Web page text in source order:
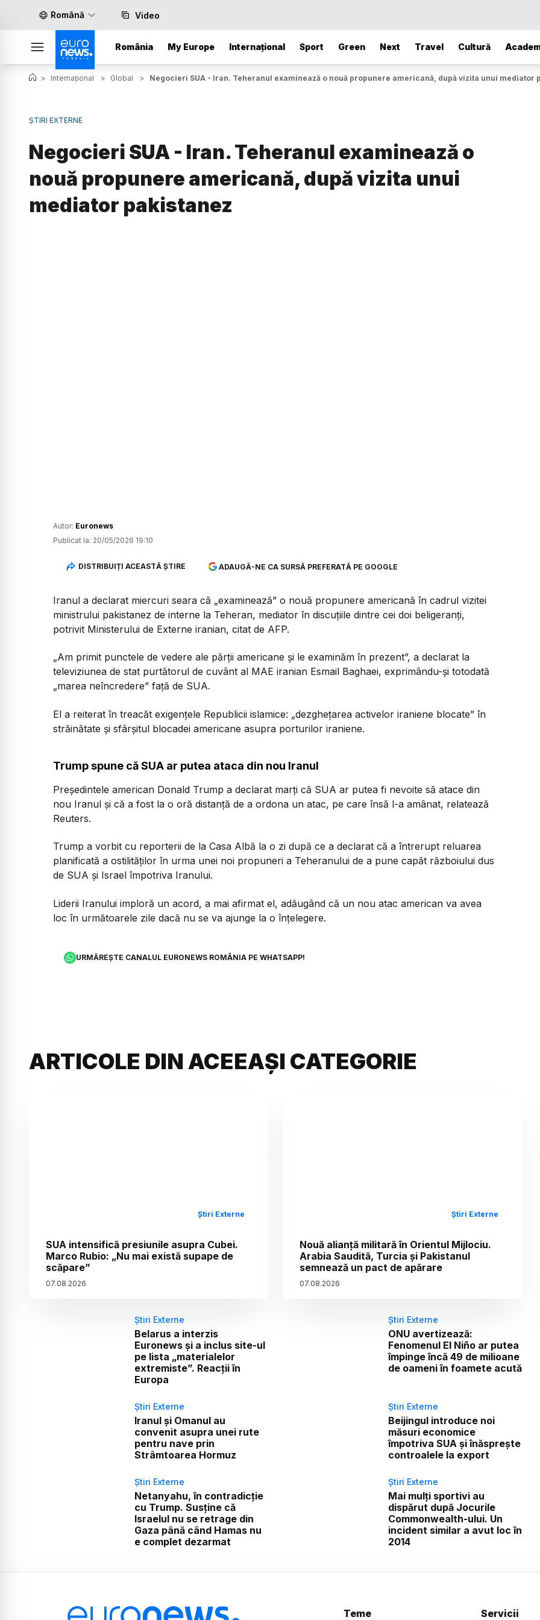
Română Video
România My Europe Internațional Sport Green Next Travel Cultură
> Internațional > Global > Negocieri SUA - Iran. Teheranul examinează o nouă propunere americană, după vizita unui mediator
ȘTIRI EXTERNE
Negocieri SUA - Iran. Teheranul examinează o
nouă propunere americană, după vizita unui
mediator pakistanez
Autor: Euronews
Publicat la: 20/05/2026 19:10
DISTRIBUIȚI ACEASTĂ ȘTIRE ADAUGĂ-NE CA SURSĂ PREFERATĂ PE GOOGLE
Iranul a declarat miercuri seara că „examinează” o nouă propunere americană în cadrul vizitei
ministrului pakistanez de interne la Teheran, mediator în discuțiile dintre cei doi beligeranți,
potrivit Ministerului de Externe iranian, citat de AFP.
„Am primit punctele de vedere ale părții americane și le examinăm în prezent”, a declarat la
televiziunea de stat purtătorul de cuvânt al MAE iranian Esmail Baghaei, exprimându-și totodată
„marea neîncredere” față de SUA.
El a reiterat în treacăt exigențele Republicii islamice: „dezghețarea activelor iraniene blocate” în
străinătate și sfârșitul blocadei americane asupra porturilor iraniene.
Trump spune că SUA ar putea ataca din nou Iranul
Președintele american Donald Trump a declarat marți că SUA ar putea fi nevoite să atace din
nou Iranul și că a fost la o oră distanță de a ordona un atac, pe care însă l-a amânat, relatează
Reuters.
Trump a vorbit cu reporterii de la Casa Albă la o zi după ce a declarat că a întrerupt reluarea
planificată a ostilităților în urma unei noi propuneri a Teheranului de a pune capăt războiului dus
de SUA și Israel împotriva Iranului.
Liderii Iranului imploră un acord, a mai afirmat el, adăugând că un nou atac american va avea
loc în următoarele zile dacă nu se va ajunge la o înțelegere.
URMĂREȘTE CANALUL EURONEWS ROMÂNIA PE WHATSAPP!
ARTICOLE DIN ACEEAȘI CATEGORIE
Știri Externe
SUA intensifică presiunile asupra Cubei.
Marco Rubio: „Nu mai există supape de
scăpare”
07.08.2026
Știri Externe
Nouă alianță militară în Orientul Mijlociu.
Arabia Saudită, Turcia și Pakistanul
semnează un pact de apărare
07.08.2026
Știri Externe
Belarus a interzis
Euronews și a inclus site-ul
pe lista „materialelor
extremiste”. Reacții în
Europa
Știri Externe
ONU avertizează:
Fenomenul El Niño ar putea
împinge încă 49 de milioane
de oameni în foamete acută
Știri Externe
Iranul și Omanul au
convenit asupra unei rute
pentru nave prin
Strâmtoarea Hormuz
Știri Externe
Beijingul introduce noi
măsuri economice
împotriva SUA și înăsprește
controalele la export
Știri Externe
Netanyahu, în contradicție
cu Trump. Susține că
Israelul nu se retrage din
Gaza până când Hamas nu
e complet dezarmat
Știri Externe
Mai mulți sportivi au
dispărut după Jocurile
Commonwealth-ului. Un
incident similar a avut loc în
2014
Teme Servicii